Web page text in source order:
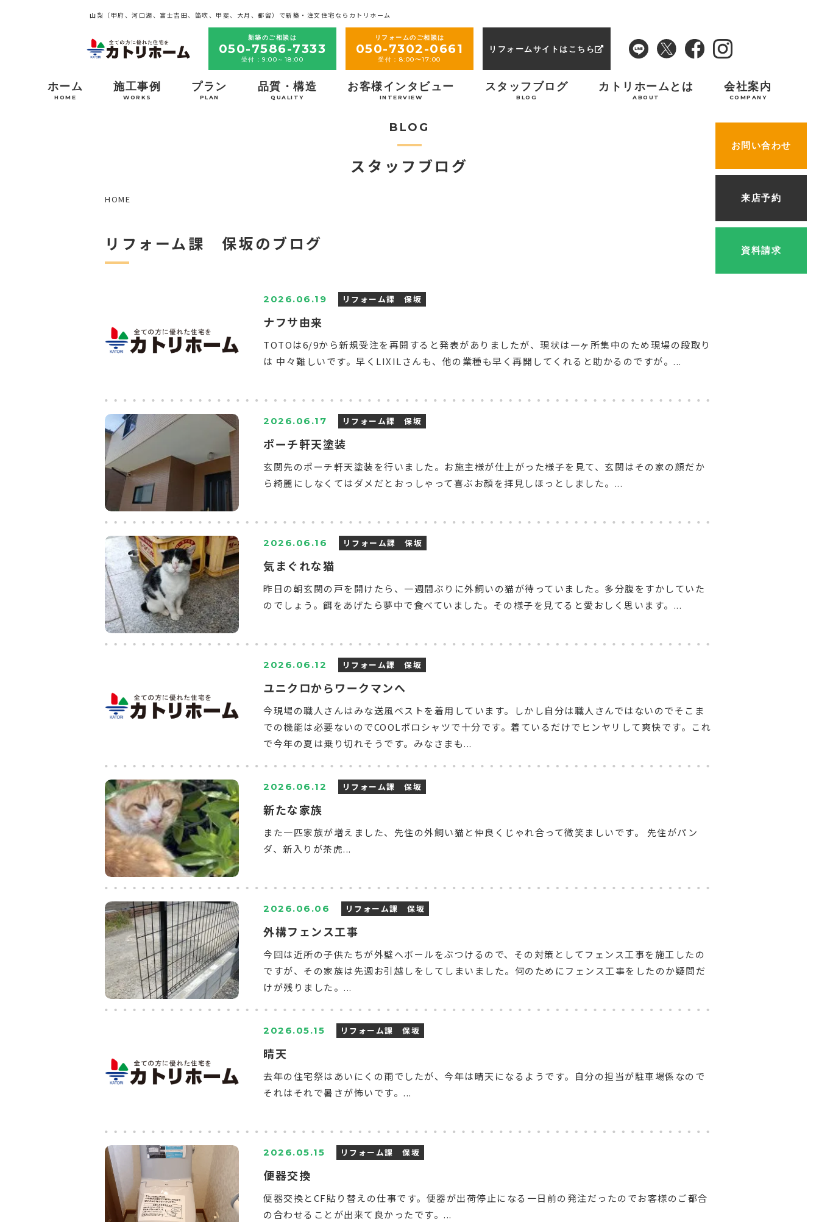
山梨（甲府、河口湖、富士吉田、笛吹、甲斐、大月、都留）で新築・注文住宅ならカトリホーム
新築のご相談は
050-7586-7333
受付：9:00～18:00
リフォームのご相談は
050-7302-0661
受付：8:00〜17:00
リフォームサイトはこちら
ホーム
HOME
施工事例
WORKS
プラン
PLAN
品質・構造
QUALITY
お客様インタビュー
INTERVIEW
スタッフブログ
BLOG
カトリホームとは
ABOUT
会社案内
COMPANY
お問い合わせ
来店予約
資料請求
BLOG
スタッフブログ
HOME
リフォーム課 保坂のブログ
2026.06.19 リフォーム課 保坂
ナフサ由来
TOTOは6/9から新規受注を再開すると発表がありましたが、現状は一ヶ所集中のため現場の段取り
は 中々難しいです。早くLIXILさんも、他の業種も早く再開してくれると助かるのですが。...
2026.06.17 リフォーム課 保坂
ポーチ軒天塗装
玄関先のポーチ軒天塗装を行いました。お施主様が仕上がった様子を見て、玄関はその家の顔だか
ら綺麗にしなくてはダメだとおっしゃって喜ぶお顔を拝見しほっとしました。...
2026.06.16 リフォーム課 保坂
気まぐれな猫
昨日の朝玄関の戸を開けたら、一週間ぶりに外飼いの猫が待っていました。多分腹をすかしていた
のでしょう。餌をあげたら夢中で食べていました。その様子を見てると愛おしく思います。...
2026.06.12 リフォーム課 保坂
ユニクロからワークマンへ
今現場の職人さんはみな送風ベストを着用しています。しかし自分は職人さんではないのでそこま
での機能は必要ないのでCOOLポロシャツで十分です。着ているだけでヒンヤリして爽快です。これ
で今年の夏は乗り切れそうです。みなさまも...
2026.06.12 リフォーム課 保坂
新たな家族
また一匹家族が増えました、先住の外飼い猫と仲良くじゃれ合って微笑ましいです。 先住がパン
ダ、新入りが茶虎...
2026.06.06 リフォーム課 保坂
外構フェンス工事
今回は近所の子供たちが外壁へボールをぶつけるので、その対策としてフェンス工事を施工したの
ですが、その家族は先週お引越しをしてしまいました。何のためにフェンス工事をしたのか疑問だ
けが残りました。...
2026.05.15 リフォーム課 保坂
晴天
去年の住宅祭はあいにくの雨でしたが、今年は晴天になるようです。自分の担当が駐車場係なので
それはそれで暑さが怖いです。...
2026.05.15 リフォーム課 保坂
便器交換
便器交換とCF貼り替えの仕事です。便器が出荷停止になる一日前の発注だったのでお客様のご都合
の合わせることが出来て良かったです。...